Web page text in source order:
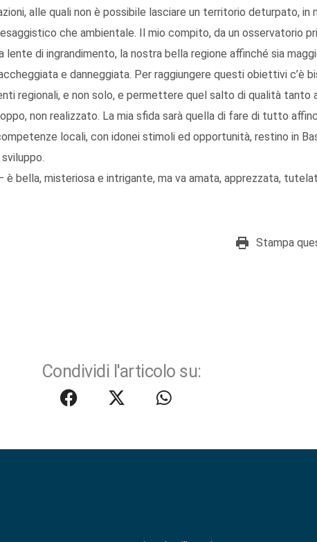
alle quali non è possibile lasciare un territorio deturpato, in
che ambientale. Il mio compito, da un osservatorio
lente di ingrandimento, la nostra bella regione affinché sia
e danneggiata. Per raggiungere questi obiettivi c’è
regionali, e non solo, e permettere quel salto di qualità tanto
non realizzato. La mia sfida sarà quella di fare di tutto
locali, con idonei stimoli ed opportunità, restino in
è bella, misteriosa e intrigante, ma va amata, apprezzata,
Stampa
Condividi l'articolo su: